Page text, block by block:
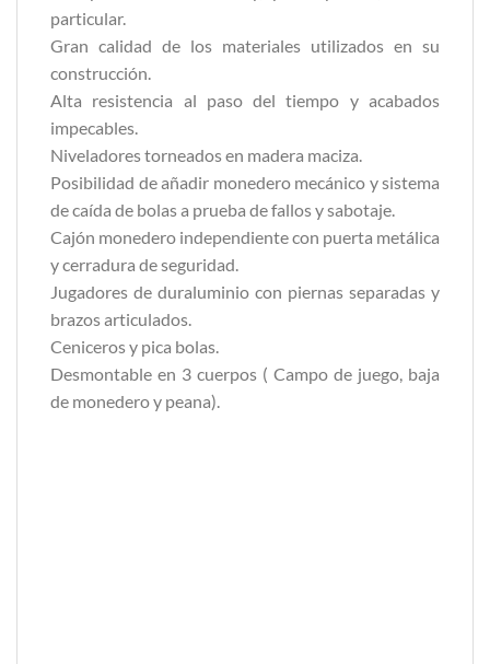
particular.
Gran calidad de los materiales utilizados en su
construcción.
Alta resistencia al paso del tiempo y acabados
impecables.
Niveladores torneados en madera maciza.
Posibilidad de añadir monedero mecánico y sistema
de caída de bolas a prueba de fallos y sabotaje.
Cajón monedero independiente con puerta metálica
y cerradura de seguridad.
Jugadores de duraluminio con piernas separadas y
brazos articulados.
Ceniceros y pica bolas.
Desmontable en 3 cuerpos ( Campo de juego, baja
de monedero y peana).